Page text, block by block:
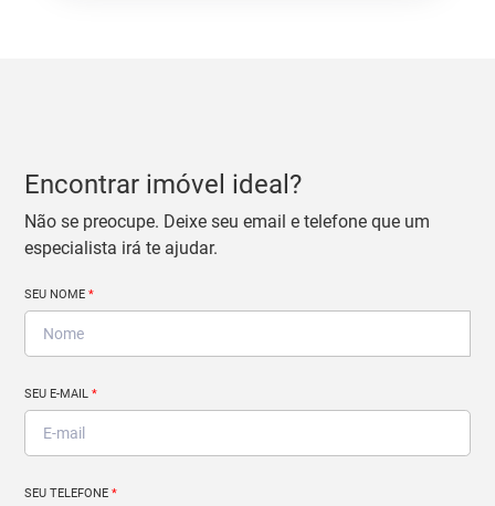
Encontrar imóvel ideal?
Não se preocupe. Deixe seu email e telefone que um
especialista irá te ajudar.
SEU NOME*
SEU E-MAIL*
SEU TELEFONE*